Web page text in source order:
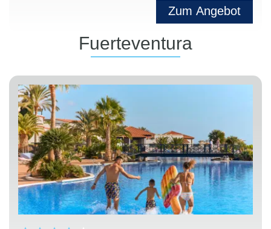
Zum Angebot
Fuerteventura